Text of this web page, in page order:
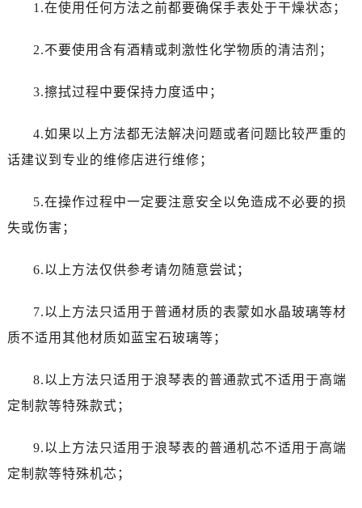
1.在使用任何方法之前都要确保手表处于干燥状态；
2.不要使用含有酒精或刺激性化学物质的清洁剂；
3.擦拭过程中要保持力度适中；
4.如果以上方法都无法解决问题或者问题比较严重的
话建议到专业的维修店进行维修；
5.在操作过程中一定要注意安全以免造成不必要的损
失或伤害；
6.以上方法仅供参考请勿随意尝试；
7.以上方法只适用于普通材质的表蒙如水晶玻璃等材
质不适用其他材质如蓝宝石玻璃等；
8.以上方法只适用于浪琴表的普通款式不适用于高端
定制款等特殊款式；
9.以上方法只适用于浪琴表的普通机芯不适用于高端
定制款等特殊机芯；